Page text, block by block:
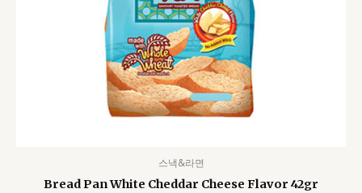
스낵&라면
Bread Pan White Cheddar Cheese Flavor 42gr